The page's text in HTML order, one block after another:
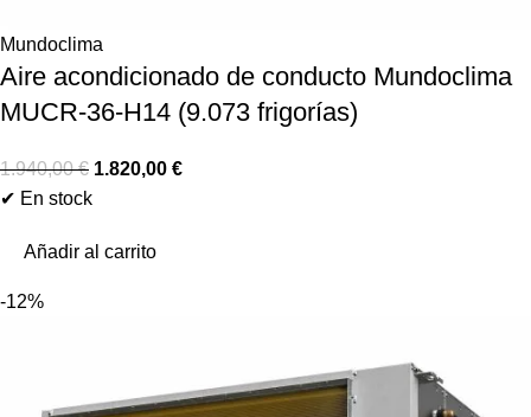
Mundoclima
Aire acondicionado de conducto Mundoclima
MUCR-36-H14 (9.073 frigorías)
1.940,00€ 1.820,00 €
✔ En stock
Añadir al carrito
-12%